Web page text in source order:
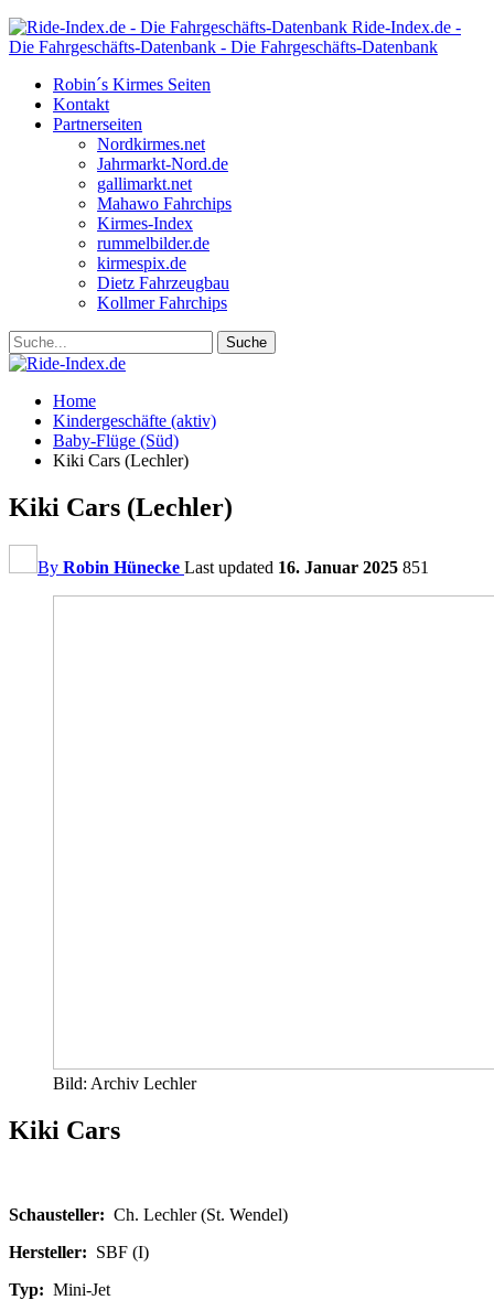
Ride-Index.de -
Die Fahrgeschäfts-Datenbank - Die Fahrgeschäfts-Datenbank
Robin´s Kirmes Seiten
Kontakt
Partnerseiten
Nordkirmes.net
Jahrmarkt-Nord.de
gallimarkt.net
Mahawo Fahrchips
Kirmes-Index
rummelbilder.de
kirmespix.de
Dietz Fahrzeugbau
Kollmer Fahrchips
Home
Kindergeschäfte (aktiv)
Baby-Flüge (Süd)
Kiki Cars (Lechler)
Kiki Cars (Lechler)
By Robin Hünecke Last updated 16. Januar 2025 851
Bild: Archiv Lechler
Kiki Cars
Schausteller: Ch. Lechler (St. Wendel)
Hersteller: SBF (I)
Typ: Mini-Jet